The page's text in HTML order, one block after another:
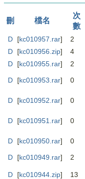
刪 檔名
次
數
D [kc010957.rar] 2
D
[kc010956.zip] 4
D
[kc010955.rar] 2
D [kc010953.rar] 0
D [kc010952.rar] 0
D [kc010951.rar] 0
D [kc010950.rar] 0
D [kc010949.rar] 2
D [kc010944.zip] 13